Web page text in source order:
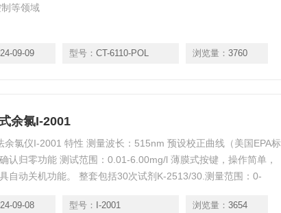
等领域
09-09 型号： CT-6110-POL 浏览量： 3760
余氯I-2001
余氯仪I-2001 特性 测量波长：515nm 预设校正曲线（美国EPA标
认归零功能 测试范围：0.01-6.00mg/l 薄膜式按键，操作简单，
自动关机功能。 整套包括30次试剂K-2513/30.测量范围：0-
09-08 型号： I-2001 浏览量： 3654